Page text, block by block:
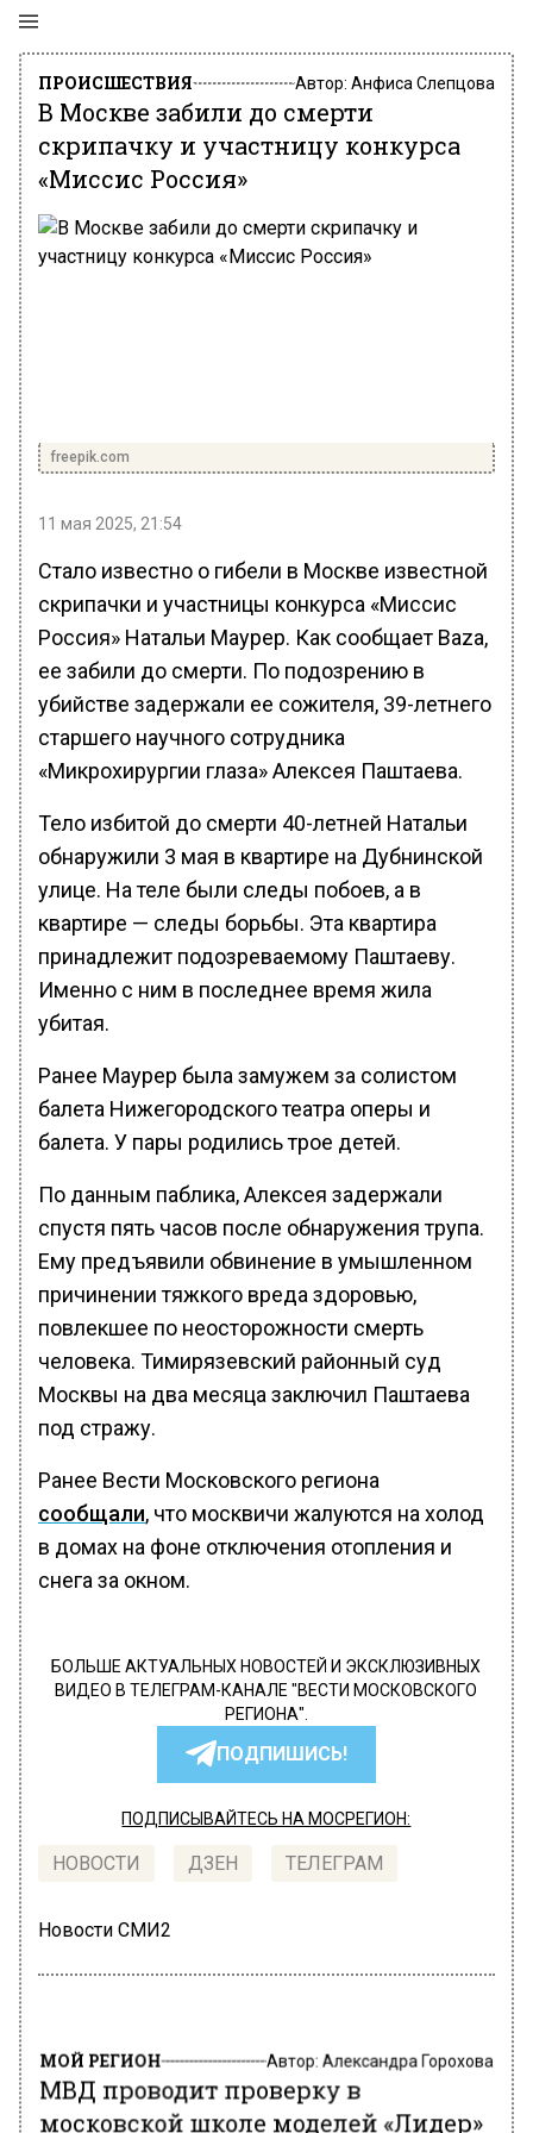
ПРОИСШЕСТВИЯ Автор: Анфиса Слепцова
В Москве забили до смерти
скрипачку и участницу конкурса
«Миссис Россия»
freepik.com
11 мая 2025, 21:54
Стало известно о гибели в Москве известной
скрипачки и участницы конкурса «Миссис
Россия» Натальи Маурер. Как сообщает Baza,
ее забили до смерти. По подозрению в
убийстве задержали ее сожителя, 39-летнего
старшего научного сотрудника
«Микрохирургии глаза» Алексея Паштаева.
Тело избитой до смерти 40-летней Натальи
обнаружили 3 мая в квартире на Дубнинской
улице. На теле были следы побоев, а в
квартире — следы борьбы. Эта квартира
принадлежит подозреваемому Паштаеву.
Именно с ним в последнее время жила
убитая.
Ранее Маурер была замужем за солистом
балета Нижегородского театра оперы и
балета. У пары родились трое детей.
По данным паблика, Алексея задержали
спустя пять часов после обнаружения трупа.
Ему предъявили обвинение в умышленном
причинении тяжкого вреда здоровью,
повлекшее по неосторожности смерть
человека. Тимирязевский районный суд
Москвы на два месяца заключил Паштаева
под стражу.
Ранее Вести Московского региона
сообщали, что москвичи жалуются на холод
в домах на фоне отключения отопления и
снега за окном.
БОЛЬШЕ АКТУАЛЬНЫХ НОВОСТЕЙ И ЭКСКЛЮЗИВНЫХ
ВИДЕО В ТЕЛЕГРАМ-КАНАЛЕ "ВЕСТИ МОСКОВСКОГО
РЕГИОНА".
ПОДПИШИСЬ!
ПОДПИСЫВАЙТЕСЬ НА МОСРЕГИОН:
НОВОСТИ ДЗЕН ТЕЛЕГРАМ
Новости СМИ2
МОЙ РЕГИОН Автор: Александра Горохова
МВД проводит проверку в
московской школе моделей «Лидер»